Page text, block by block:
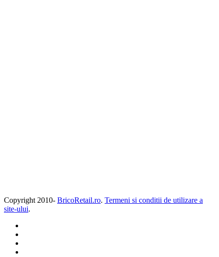
Copyright 2010- BricoRetail.ro. Termeni si conditii de utilizare a
site-ului.